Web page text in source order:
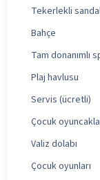
Tekerlekli
Bahçe
Tam donanımlı
Plaj havlusu
Servis (ücretli)
Çocuk
Valiz dolabı
Çocuk oyunları